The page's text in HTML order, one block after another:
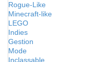
Rogue-Like
Minecraft-like
LEGO
Indies
Gestion
Mode
Inclassable